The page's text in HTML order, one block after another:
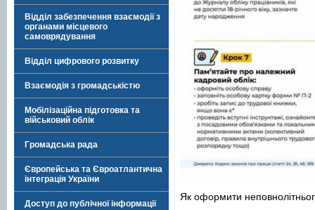
Відділ забезпечення взаємодії з
органами місцевого
самоврядування
Відділ цифрового розвитку
Взаємодія з громадськістю
Мобілізаційна підготовка та
військовий облік
Громадська рада
Європейська та Євроатлантична
інтеграція України
Доступ до публічної інформації
Як оформити